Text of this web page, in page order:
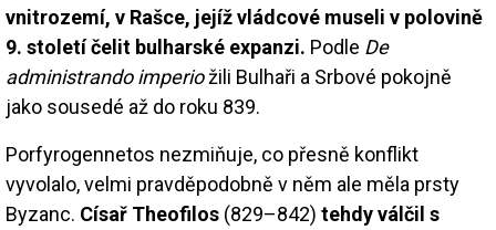
vnitrozemí, v Rašce, jejíž vládcové museli v polovině
9. století čelit bulharské expanzi. Podle De
administrando imperiožili Bulhaři a Srbové pokojně
jako sousedé až do roku 839.
Porfyrogennetos nezmiňuje, co přesně konflikt
vyvolalo, velmi pravděpodobně v něm ale měla prsty
Byzanc. Císař Theofilos (829–842) tehdy válčil s